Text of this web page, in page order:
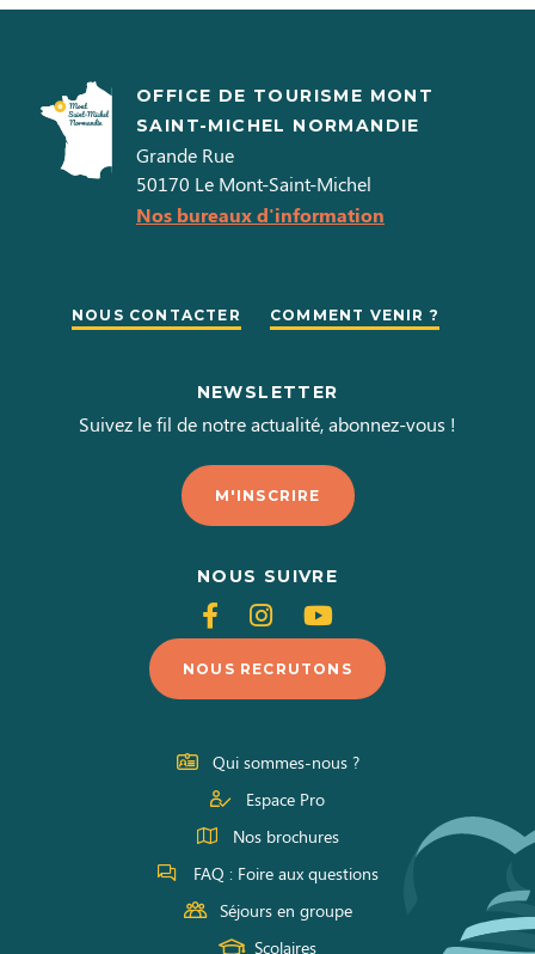
OFFICE DE TOURISME MONT
SAINT-MICHEL NORMANDIE
Grande Rue
50170 Le Mont-Saint-Michel
Nos bureaux d'information
NOUS CONTACTER COMMENT VENIR ?
NEWSLETTER
Suivez le fil de notre actualité, abonnez-vous !
M'INSCRIRE
NOUS SUIVRE
Suivez-
nous
sur
Facebook
Suivez-
nous
sur
Instagram
Suivez-
nous
sur
Youtube
NOUS RECRUTONS
Qui sommes-nous ?
Espace Pro
Nos brochures
FAQ : Foire aux questions
Séjours en groupe
Scolaires